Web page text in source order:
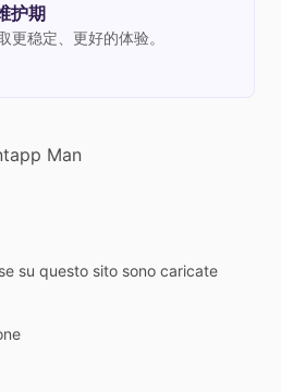
护期
更稳定、更好的体验。
Man
su questo sito sono caricate